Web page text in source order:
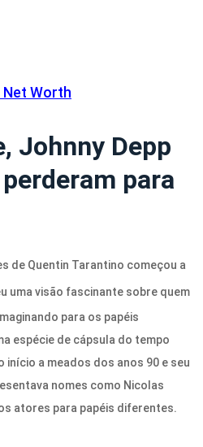
Net Worth
Johnny Depp
para
de Quentin Tarantino começou a
uma visão fascinante sobre quem
para os papéis
espécie de cápsula do tempo
a meados dos anos 90 e seu
nomes como Nicolas
atores para papéis diferentes.